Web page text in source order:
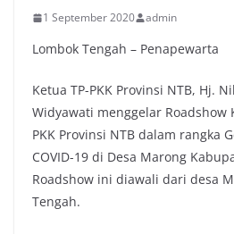
1 September 2020 admin
Lombok Tengah – Penapewarta
Ketua TP-PKK Provinsi NTB, Hj.
Widyawati menggelar Roadshow
PKK Provinsi NTB dalam rangka
COVID-19 di Desa Marong
Roadshow ini diawali dari desa
Tengah.